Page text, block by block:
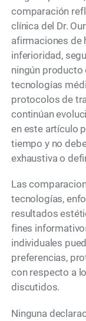
comparación
clínica del Dr.
afirmaciones de
inferioridad,
ningún producto
tecnologías
protocolos de
continúan
en este artículo
tiempo y no
exhaustiva o
Las
tecnologías,
resultados
fines
individuales
preferencias,
con respecto a
discutidos.
Ninguna